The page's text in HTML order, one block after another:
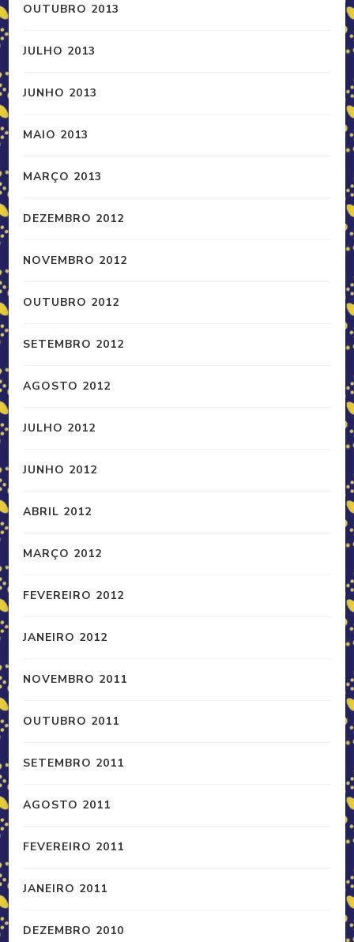
OUTUBRO 2013
JULHO 2013
JUNHO 2013
MAIO 2013
MARÇO 2013
DEZEMBRO 2012
NOVEMBRO 2012
OUTUBRO 2012
SETEMBRO 2012
AGOSTO 2012
JULHO 2012
JUNHO 2012
ABRIL 2012
MARÇO 2012
FEVEREIRO 2012
JANEIRO 2012
NOVEMBRO 2011
OUTUBRO 2011
SETEMBRO 2011
AGOSTO 2011
FEVEREIRO 2011
JANEIRO 2011
DEZEMBRO 2010